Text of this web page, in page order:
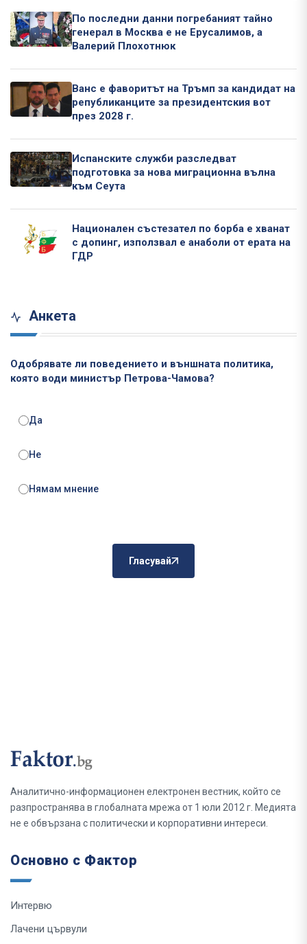
По последни данни погребаният тайно
генерал в Москва е не Ерусалимов, а
Валерий Плохотнюк
Ванс е фаворитът на Тръмп за кандидат на
републиканците за президентския вот
през 2028 г.
Испанските служби разследват
подготовка за нова миграционна вълна
към Сеута
Национален състезател по борба е хванат
с допинг, използвал е анаболи от ерата на
ГДР
Анкета
Одобрявате ли поведението и външната политика,
която води министър Петрова-Чамова?
Да
Не
Нямам мнение
Гласувай
Аналитично-информационен електронен вестник, който се
разпространява в глобалната мрежа от 1 юли 2012 г. Медията
не е обвързана с политически и корпоративни интереси.
Основно с Фактор
Интервю
Лачени цървули